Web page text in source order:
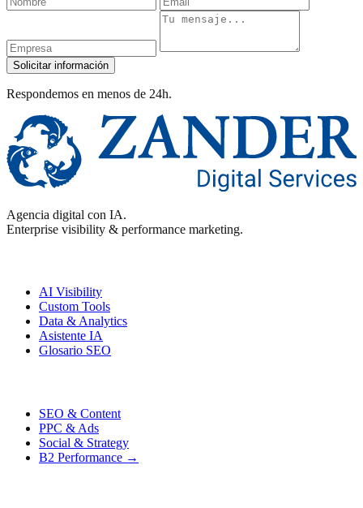
Mensaje
Solicitar información
Respondemos en menos de 24h.
Agencia digital con IA.
Enterprise visibility & performance marketing.
AI Visibility
Custom Tools
Data & Analytics
Asistente IA
Glosario SEO
SEO & Content
PPC & Ads
Social & Strategy
B2 Performance →